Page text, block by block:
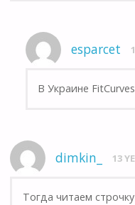
esparcet
В Украине
dimkin_ 13
Тогда читаем